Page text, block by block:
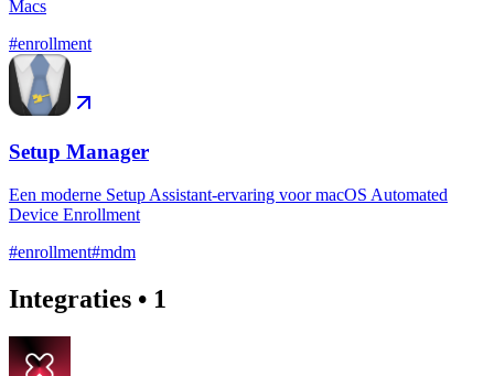
Macs
#enrollment
Setup Manager
Een moderne Setup Assistant-ervaring voor macOS Automated
Device Enrollment
#enrollment#mdm
Integraties • 1